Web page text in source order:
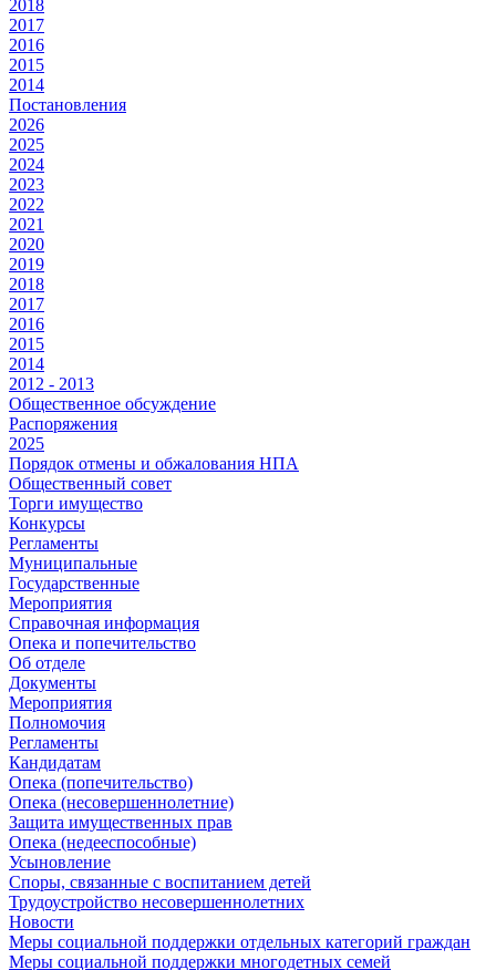
2018
2017
2016
2015
2014
Постановления
2026
2025
2024
2023
2022
2021
2020
2019
2018
2017
2016
2015
2014
2012 - 2013
Общественное обсуждение
Распоряжения
2025
Порядок отмены и обжалования НПА
Общественный совет
Торги имущество
Конкурсы
Регламенты
Муниципальные
Государственные
Мероприятия
Справочная информация
Опека и попечительство
Об отделе
Документы
Мероприятия
Полномочия
Регламенты
Кандидатам
Опека (попечительство)
Опека (несовершеннолетние)
Защита имущественных прав
Опека (недееспособные)
Усыновление
Споры, связанные с воспитанием детей
Трудоустройство несовершеннолетних
Новости
Меры социальной поддержки отдельных категорий граждан
Меры социальной поддержки многодетных семей